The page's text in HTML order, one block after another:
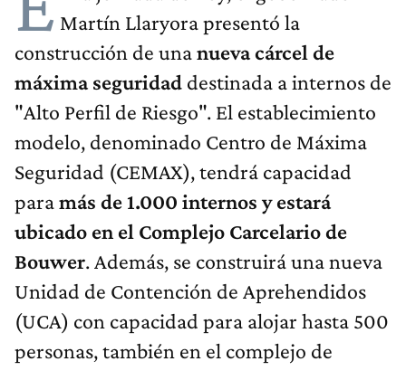
Martín Llaryora presentó la
construcción de unanueva cárcel de
máxima seguridad destinada a internos de
"Alto Perfil de Riesgo". El establecimiento
modelo, denominado Centro de Máxima
Seguridad (CEMAX), tendrá capacidad
paramás de 1.000 internos y estará
ubicado en el Complejo Carcelario de
Bouwer. Además, se construirá una nueva
Unidad de Contención de Aprehendidos
(UCA) con capacidad para alojar hasta 500
personas, también en el complejo de